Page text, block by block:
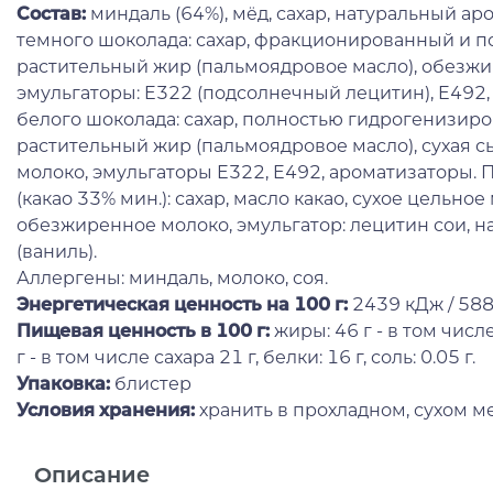
Состав: миндаль (64%), мёд, сахар, натуральный
темного шоколада: сахар, фракционированный и
растительный жир (пальмоядровое масло),
эмульгаторы: E322 (подсолнечный лецитин),
белого шоколада: сахар, полностью
растительный жир (пальмоядровое масло), сухая
молоко, эмульгаторы E322, E492,
(какао 33% мин.): сахар, масло какао, сухое
обезжиренное молоко, эмульгатор: лецитин сои,
(ваниль).
Аллергены: миндаль, молоко, соя.
Энергетическая ценность на 100 г: 2439 кДж / 588
Пищевая ценность в 100 г: жиры: 46 г - в том
г - в том числе сахара 21 г, белки: 16 г, соль: 0.05 г.
Упаковка: блистер
Условия хранения: хранить в прохладном, сухом
Описание